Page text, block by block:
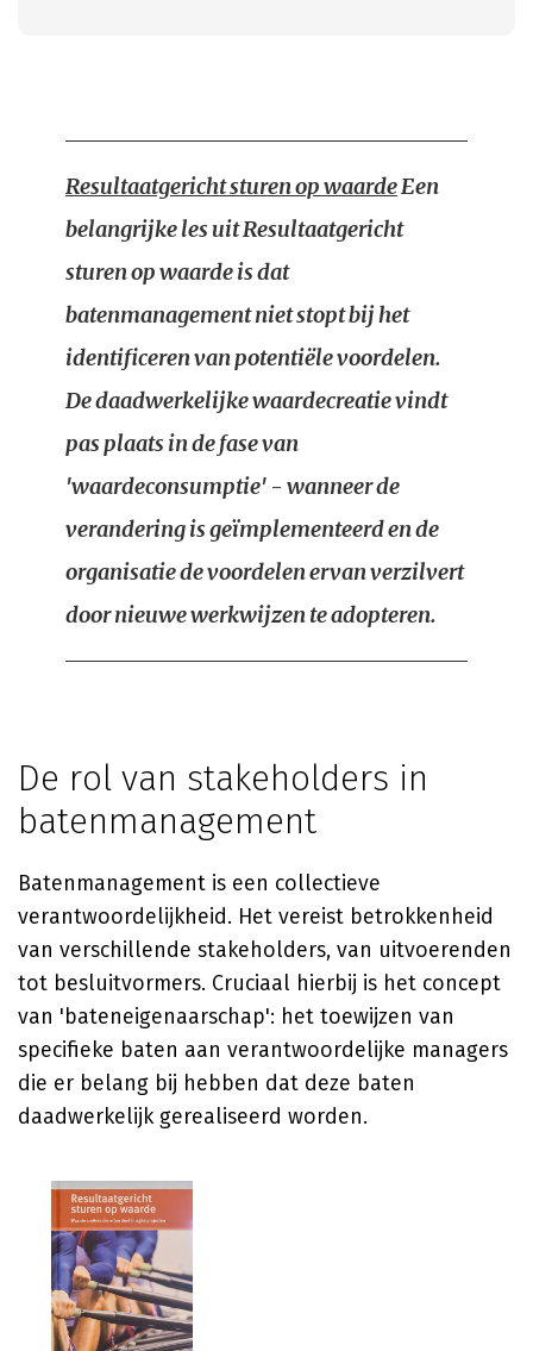
Resultaatgericht sturen op waardeEen
belangrijke les uitResultaatgericht
sturen op waardeis dat
batenmanagement niet stopt bij het
identificeren van potentiële voordelen.
De daadwerkelijke waardecreatie vindt
pas plaats in de fase van
'waardeconsumptie' - wanneer de
verandering is geïmplementeerd en de
organisatie de voordelen ervan verzilvert
door nieuwe werkwijzen te adopteren.
De rol van stakeholders in
batenmanagement
Batenmanagement is een collectieve
verantwoordelijkheid. Het vereist betrokkenheid
van verschillende stakeholders, van uitvoerenden
tot besluitvormers. Cruciaal hierbij is het concept
van 'bateneigenaarschap': het toewijzen van
specifieke baten aan verantwoordelijke managers
die er belang bij hebben dat deze baten
daadwerkelijk gerealiseerd worden.